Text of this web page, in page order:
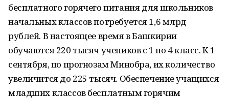
бесплатного горячего питания для школьников
начальных классов потребуется 1,6 млрд
рублей. В настоящее время в Башкирии
обучаются 220 тысяч учеников с 1 по 4 класс. К 1
сентября, по прогнозам Минобра, их количество
увеличится до 225 тысяч. Обеспечение учащихся
младших классов бесплатным горячим